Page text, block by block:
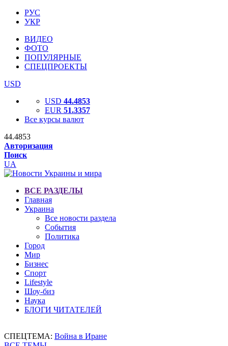
РУС
УКР
ВИДЕО
ФОТО
ПОПУЛЯРНЫЕ
СПЕЦПРОЕКТЫ
USD
USD 44.4853
EUR 51.3357
Все курсы валют
44.4853
Авторизация
Поиск
UA
ВСЕ РАЗДЕЛЫ
Главная
Украина
Все новости раздела
События
Политика
Город
Мир
Бизнес
Спорт
Lifestyle
Шоу-биз
Наука
БЛОГИ ЧИТАТЕЛЕЙ
СПЕЦТЕМА: Война в Иране